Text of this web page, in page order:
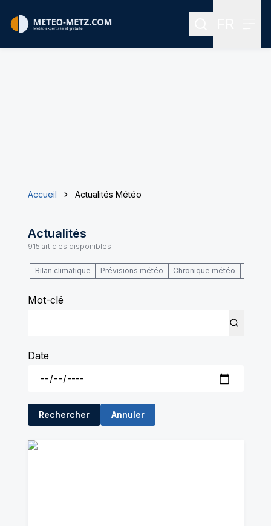
Rechercher
Accueil Actualités Météo
Actualités
915 articles disponibles
Bilan climatique Prévisions météo Chronique météo
Mot-clé
Date
Rechercher Annuler